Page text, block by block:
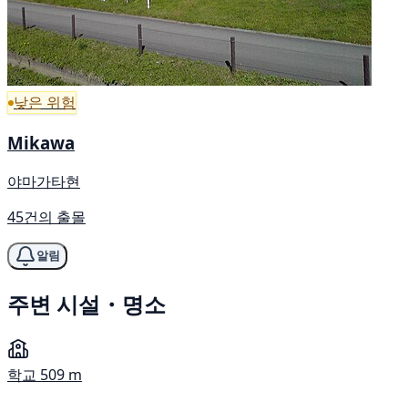
낮은 위험
Mikawa
야마가타현
45건의 출몰
알림
주변 시설・명소
학교 509 m